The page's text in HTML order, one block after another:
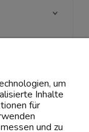
um
Inhalte
für
und zu